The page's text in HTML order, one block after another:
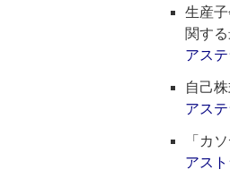
生産
関す
アス
自己
アス
「カ
アス